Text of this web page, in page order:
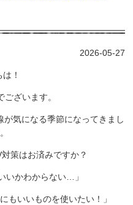
2026-05-27
は！
ざいます。
が気になる季節になってきまし
策はお済みですか？
いかわからない…」
もいいものを使いたい！」